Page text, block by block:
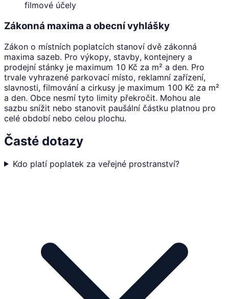
filmové účely
Zákonná maxima a obecní vyhlášky
Zákon o místních poplatcích stanoví dvě zákonná
maxima sazeb. Pro výkopy, stavby, kontejnery a
prodejní stánky je maximum 10 Kč za m² a den. Pro
trvale vyhrazené parkovací místo, reklamní zařízení,
slavnosti, filmování a cirkusy je maximum 100 Kč za m²
a den. Obce nesmí tyto limity překročit. Mohou ale
sazbu snížit nebo stanovit paušální částku platnou pro
celé období nebo celou plochu.
Časté dotazy
Kdo platí poplatek za veřejné prostranství?